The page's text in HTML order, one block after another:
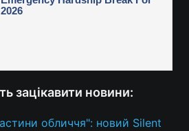
зацікавити новини:
обличчя": новий Silent